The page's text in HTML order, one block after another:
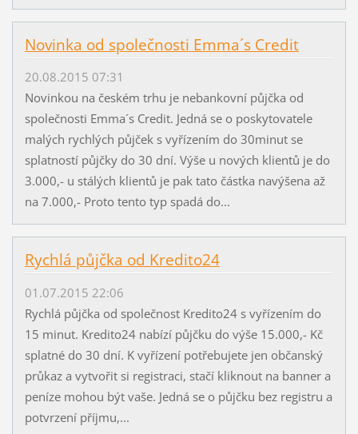
Novinka od společnosti Emma´s Credit
20.08.2015 07:31
Novinkou na českém trhu je nebankovní půjčka od
společnosti Emma´s Credit. Jedná se o poskytovatele
malých rychlých půjček s vyřízením do 30minut se
splatností půjčky do 30 dní. Výše u nových klientů je do
3.000,- u stálých klientů je pak tato částka navýšena až
na 7.000,- Proto tento typ spadá do...
Rychlá půjčka od Kredito24
01.07.2015 22:06
Rychlá půjčka od společnost Kredito24 s vyřízením do
15 minut. Kredito24 nabízí půjčku do výše 15.000,- Kč
splatné do 30 dní. K vyřízení potřebujete jen občanský
průkaz a vytvořit si registraci, stačí kliknout na banner a
peníze mohou být vaše. Jedná se o půjčku bez registru a
potvrzení příjmu,...